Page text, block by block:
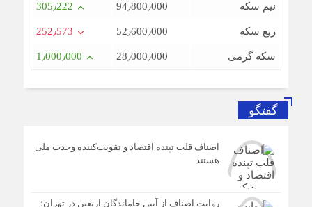
نیم سکه 94٫800٫000 305٫222
ربع سکه 52٫600٫000 252٫573
سکه گرمی 28٫000٫000 1٫000٫000
گفتگو
اصناف قلب تپنده اقتصاد و تقویت‌کننده وحدت ملی
هستند
روایت اصناف از آیین جاماندگان اربعین در تهران؛